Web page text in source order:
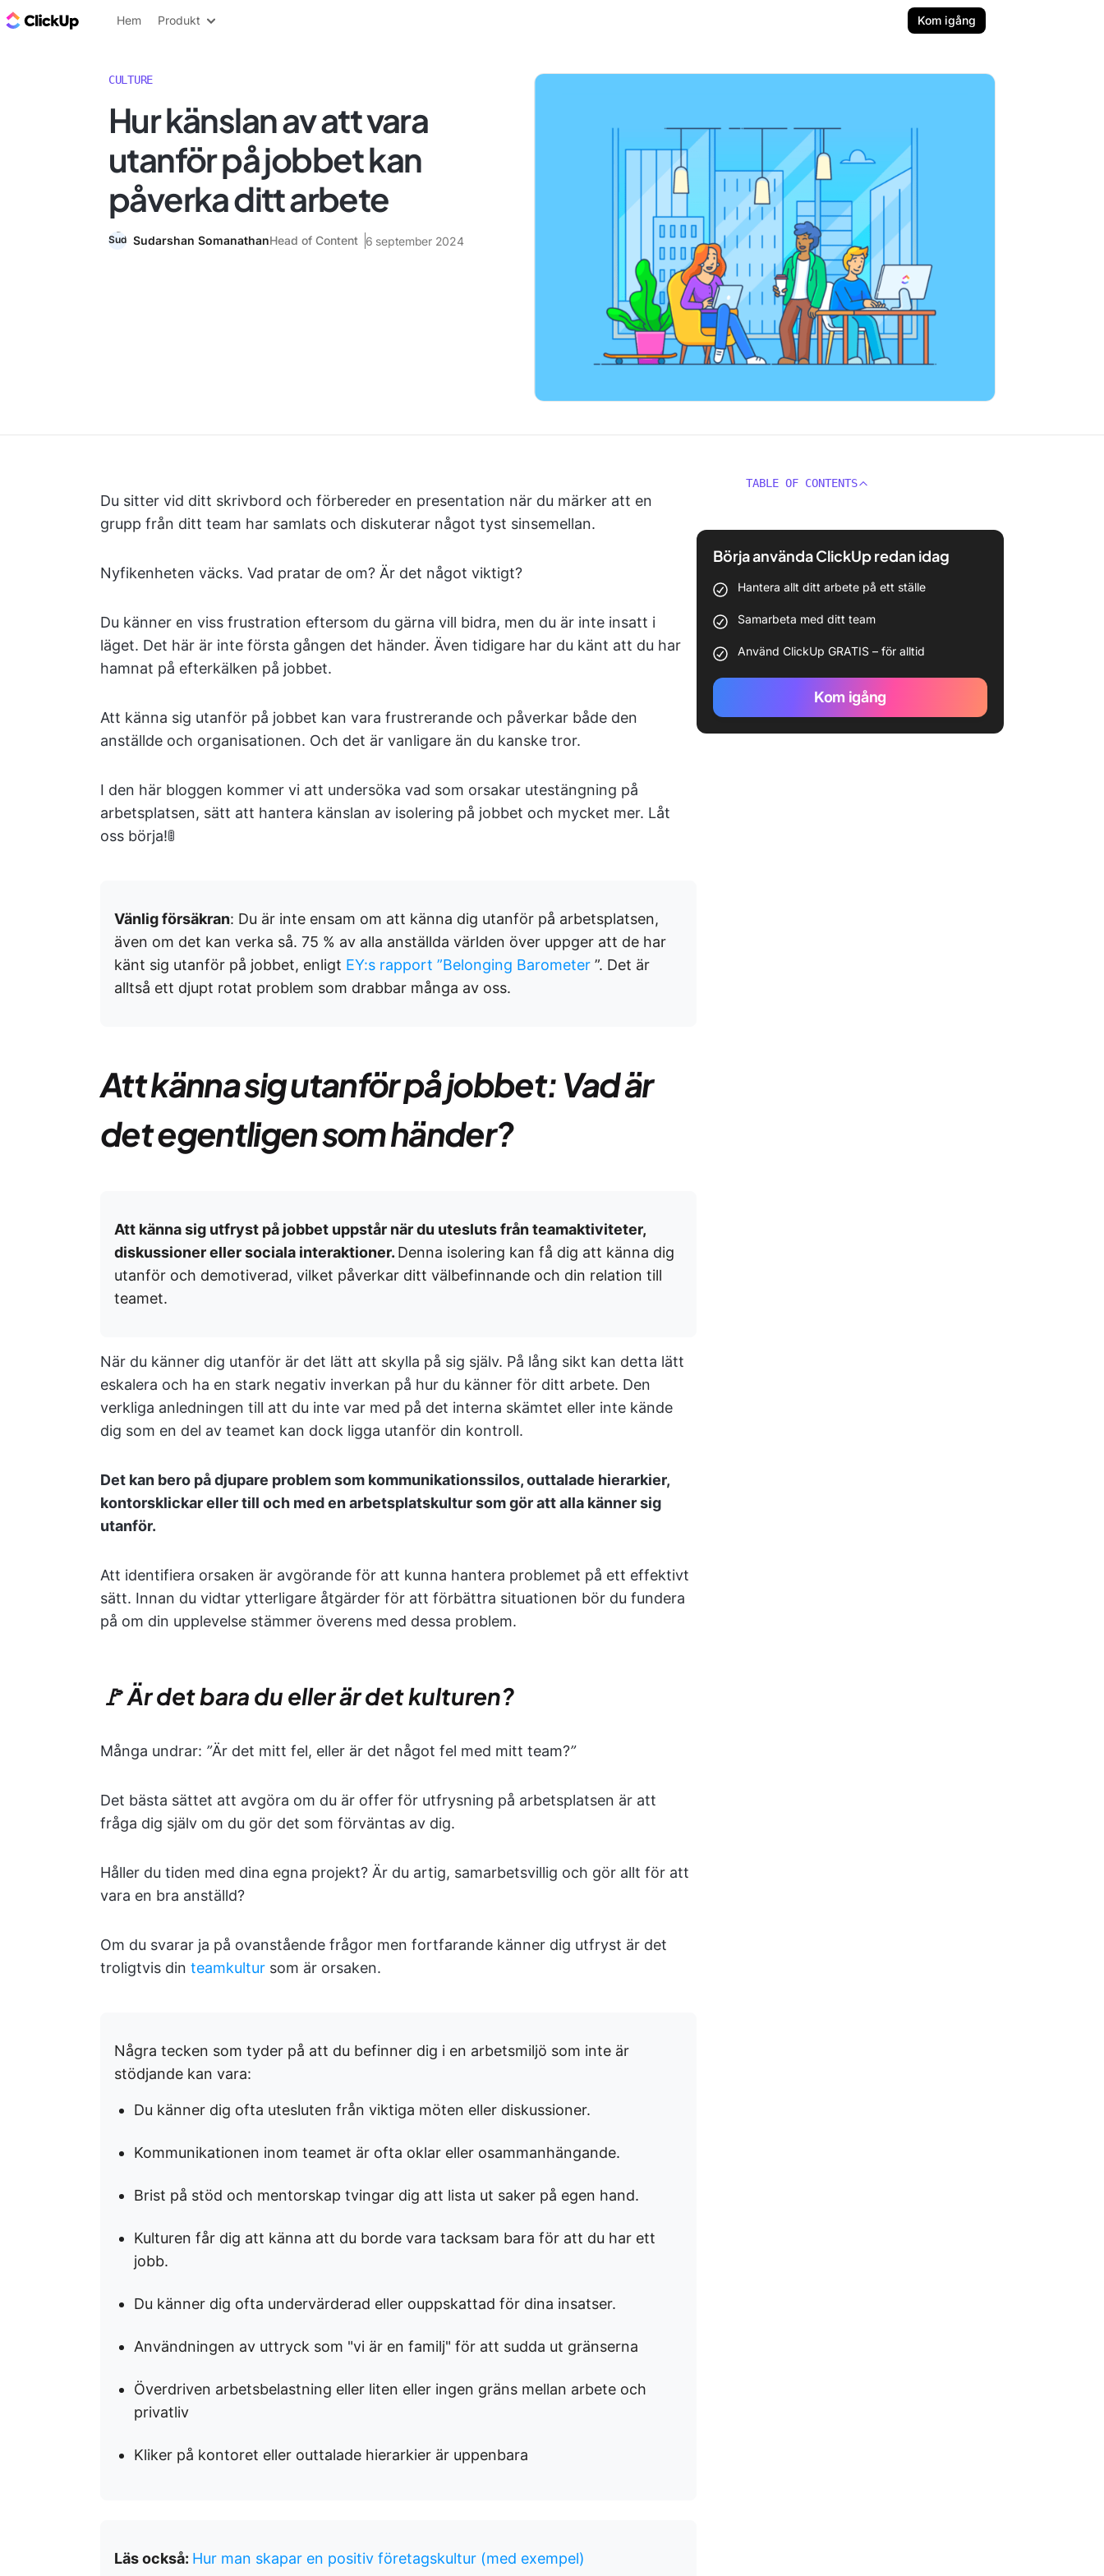
ClickUp-bloggen
Hem Produkt Kom igång
CULTURE
Hur känslan av att vara
utanför på jobbet kan
påverka ditt arbete
Sudarshan SomanathanHead of Content 6 september 2024
Du sitter vid ditt skrivbord och förbereder en presentation när du märker att en
grupp från ditt team har samlats och diskuterar något tyst sinsemellan.
Nyfikenheten väcks. Vad pratar de om? Är det något viktigt?
Du känner en viss frustration eftersom du gärna vill bidra, men du är inte insatt i
läget. Det här är inte första gången det händer. Även tidigare har du känt att du har
hamnat på efterkälken på jobbet.
Att känna sig utanför på jobbet kan vara frustrerande och påverkar både den
anställde och organisationen. Och det är vanligare än du kanske tror.
I den här bloggen kommer vi att undersöka vad som orsakar utestängning på
arbetsplatsen, sätt att hantera känslan av isolering på jobbet och mycket mer. Låt
oss börja!🚦
Vänlig försäkran: Du är inte ensam om att känna dig utanför på arbetsplatsen,
även om det kan verka så. 75 % av alla anställda världen över uppger att de har
känt sig utanför på jobbet, enligt EY:s rapport ”Belonging Barometer ”. Det är
alltså ett djupt rotat problem som drabbar många av oss.
Att känna sig utanför på jobbet: Vad är
det egentligen som händer?
Att känna sig utfryst på jobbet uppstår när du utesluts från teamaktiviteter,
diskussioner eller sociala interaktioner. Denna isolering kan få dig att känna dig
utanför och demotiverad, vilket påverkar ditt välbefinnande och din relation till
teamet.
När du känner dig utanför är det lätt att skylla på sig själv. På lång sikt kan detta lätt
eskalera och ha en stark negativ inverkan på hur du känner för ditt arbete. Den
verkliga anledningen till att du inte var med på det interna skämtet eller inte kände
dig som en del av teamet kan dock ligga utanför din kontroll.
Det kan bero på djupare problem som kommunikationssilos, outtalade hierarkier,
kontorsklickar eller till och med en arbetsplatskultur som gör att alla känner sig
utanför.
Att identifiera orsaken är avgörande för att kunna hantera problemet på ett effektivt
sätt. Innan du vidtar ytterligare åtgärder för att förbättra situationen bör du fundera
på om din upplevelse stämmer överens med dessa problem.
🚩 Är det bara du eller är det kulturen?
Många undrar: ”Är det mitt fel, eller är det något fel med mitt team?”
Det bästa sättet att avgöra om du är offer för utfrysning på arbetsplatsen är att
fråga dig själv om du gör det som förväntas av dig.
Håller du tiden med dina egna projekt? Är du artig, samarbetsvillig och gör allt för att
vara en bra anställd?
Om du svarar ja på ovanstående frågor men fortfarande känner dig utfryst är det
troligtvis din teamkultur som är orsaken.
Några tecken som tyder på att du befinner dig i en arbetsmiljö som inte är
stödjande kan vara:
Du känner dig ofta utesluten från viktiga möten eller diskussioner.
Kommunikationen inom teamet är ofta oklar eller osammanhängande.
Brist på stöd och mentorskap tvingar dig att lista ut saker på egen hand.
Kulturen får dig att känna att du borde vara tacksam bara för att du har ett
jobb.
Du känner dig ofta undervärderad eller ouppskattad för dina insatser.
Användningen av uttryck som "vi är en familj" för att sudda ut gränserna
Överdriven arbetsbelastning eller liten eller ingen gräns mellan arbete och
privatliv
Kliker på kontoret eller outtalade hierarkier är uppenbara
Läs också: Hur man skapar en positiv företagskultur (med exempel)
TABLE OF CONTENTS
Börja använda ClickUp redan idag
Hantera allt ditt arbete på ett ställe
Samarbeta med ditt team
Använd ClickUp GRATIS – för alltid
Kom igång